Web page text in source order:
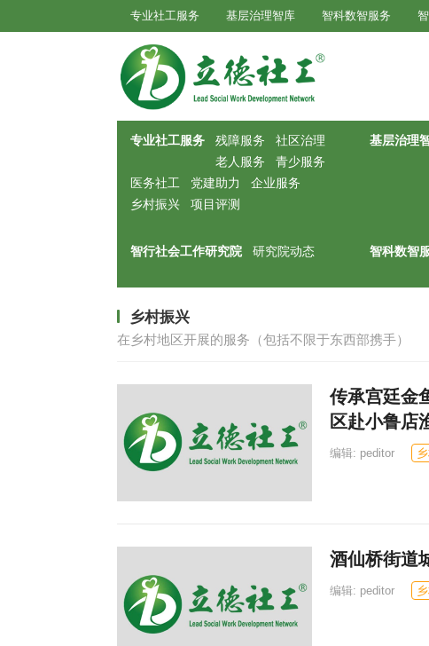
专业社工服务 基层治理智库 智科数智服务
专业社工服务 残障服务
社区治理
老人服务
青少服务
医务社工
党建助力
企业服务
乡村振兴
项目评测
基层治理
智行社会工作研究院
研究院动态 智科数智
乡村振兴
在乡村地区开展的服务（包括不限于东西部携手）
传承宫廷金
区赴小鲁店
编辑: peditor
酒仙桥街道
编辑: peditor